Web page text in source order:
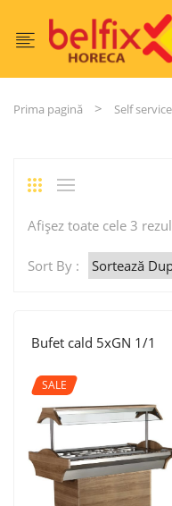
Prima pagină Self service
Afișez toate cele 3
Sort By :
Bufet cald 5xGN 1/1
SALE